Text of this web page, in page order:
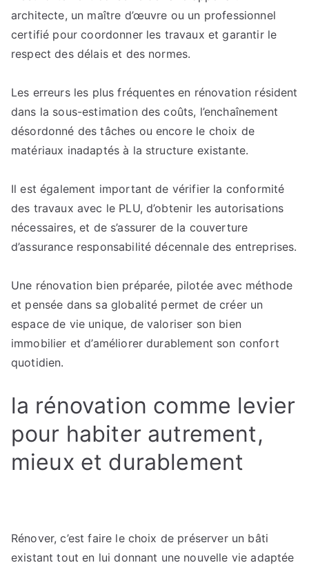
architecte, un maître d’œuvre ou un professionnel
certifié pour coordonner les travaux et garantir le
respect des délais et des normes.
Les erreurs les plus fréquentes en rénovation résident
dans la sous-estimation des coûts, l’enchaînement
désordonné des tâches ou encore le choix de
matériaux inadaptés à la structure existante.
Il est également important de vérifier la conformité
des travaux avec le PLU, d’obtenir les autorisations
nécessaires, et de s’assurer de la couverture
d’assurance responsabilité décennale des entreprises.
Une rénovation bien préparée, pilotée avec méthode
et pensée dans sa globalité permet de créer un
espace de vie unique, de valoriser son bien
immobilier et d’améliorer durablement son confort
quotidien.
la rénovation comme levier
pour habiter autrement,
mieux et durablement
Rénover, c’est faire le choix de préserver un bâti
existant tout en lui donnant une nouvelle vie adaptée